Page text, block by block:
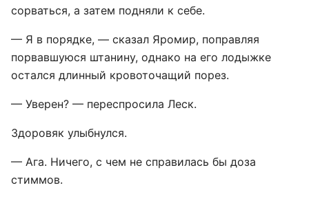
сорваться, а затем подняли к себе.
— Я в порядке, — сказал Яромир, поправляя
порвавшуюся штанину, однако на его лодыжке
остался длинный кровоточащий порез.
— Уверен? — переспросила Леск.
Здоровяк улыбнулся.
— Ага. Ничего, с чем не справилась бы доза
стиммов.